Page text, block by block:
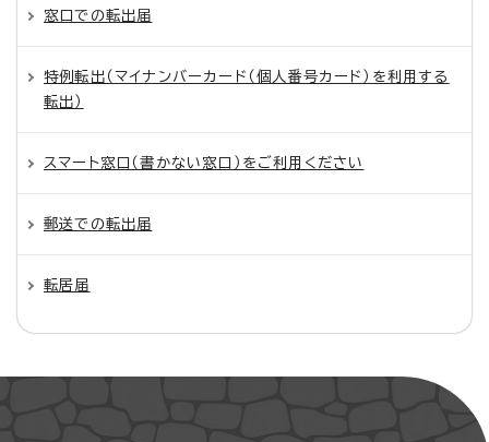
窓口での転出届
特例転出（マイナンバーカード（個人番号カード）を利用する
転出）
スマート窓口（書かない窓口）をご利用ください
郵送での転出届
転居届